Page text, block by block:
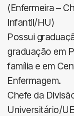
(Enfermeira –
Infantil/HU)
Possui
graduação em
família e em
Enfermagem.
Chefe da
Universitário/